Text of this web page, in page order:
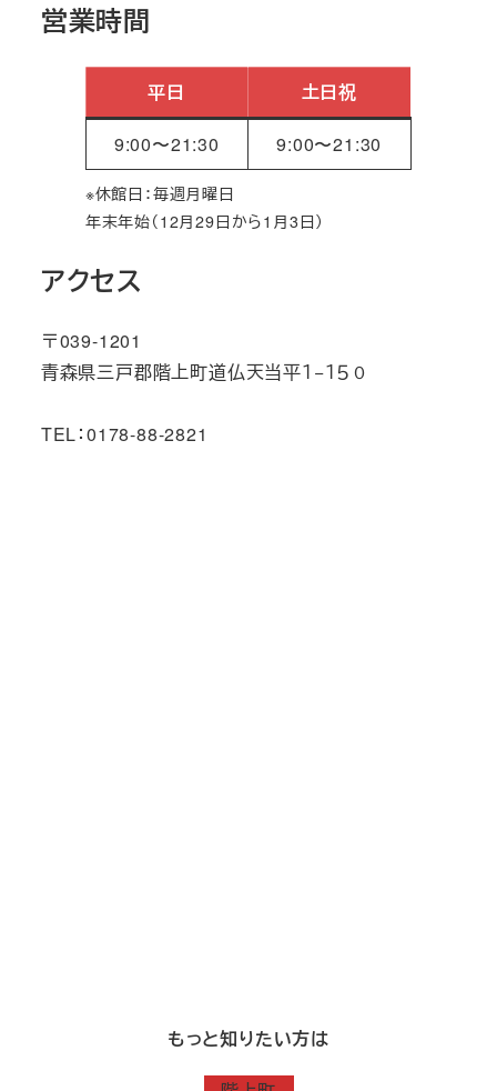
営業時間
平日 土日祝
9:00〜21:30 9:00〜21:30
※休館日：毎週月曜日
年末年始（12月29日から1月3日）
アクセス
〒039-1201
青森県三戸郡階上町道仏天当平１−１５０
TEL：0178-88-2821
もっと知りたい方は